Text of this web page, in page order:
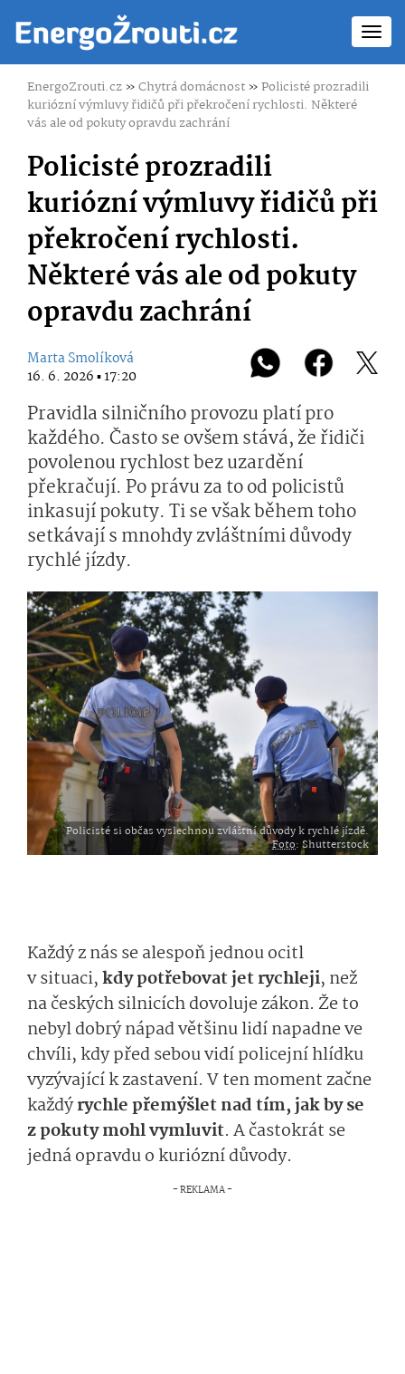
EnergoZrouti.cz»Chytrá domácnost»Policisté prozradili
kuriózní výmluvy řidičů při překročení rychlosti. Některé
vás ale od pokuty opravdu zachrání
Policisté prozradili
kuriózní výmluvy řidičů při
překročení rychlosti.
Některé vás ale od pokuty
opravdu zachrání
Marta Smolíková
16. 6. 2026 ▪ 17:20
Pravidla silničního provozu platí pro
každého. Často se ovšem stává, že řidiči
povolenou rychlost bez uzardění
překračují. Po právu za to od policistů
inkasují pokuty. Ti se však během toho
setkávají s mnohdy zvláštními důvody
rychlé jízdy.
Policisté si občas vyslechnou zvláštní důvody k rychlé jízdě.
Foto: Shutterstock
Každý z nás se alespoň jednou ocitl
v situaci,kdy potřebovat jet rychleji, než
na českých silnicích dovoluje zákon. Že to
nebyl dobrý nápad většinu lidí napadne ve
chvíli, kdy před sebou vidí policejní hlídku
vyzývající k zastavení. V ten moment začne
každýrychle přemýšlet nad tím, jak by se
z pokuty mohl vymluvit. A častokrát se
jedná opravdu o kuriózní důvody.